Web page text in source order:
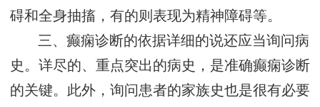
碍和全身抽搐，有的则表现为精神障碍等。
三、癫痫诊断的依据详细的说还应当询问病
史。详尽的、重点突出的病史，是准确癫痫诊断
的关键。此外，询问患者的家族史也是很有必要